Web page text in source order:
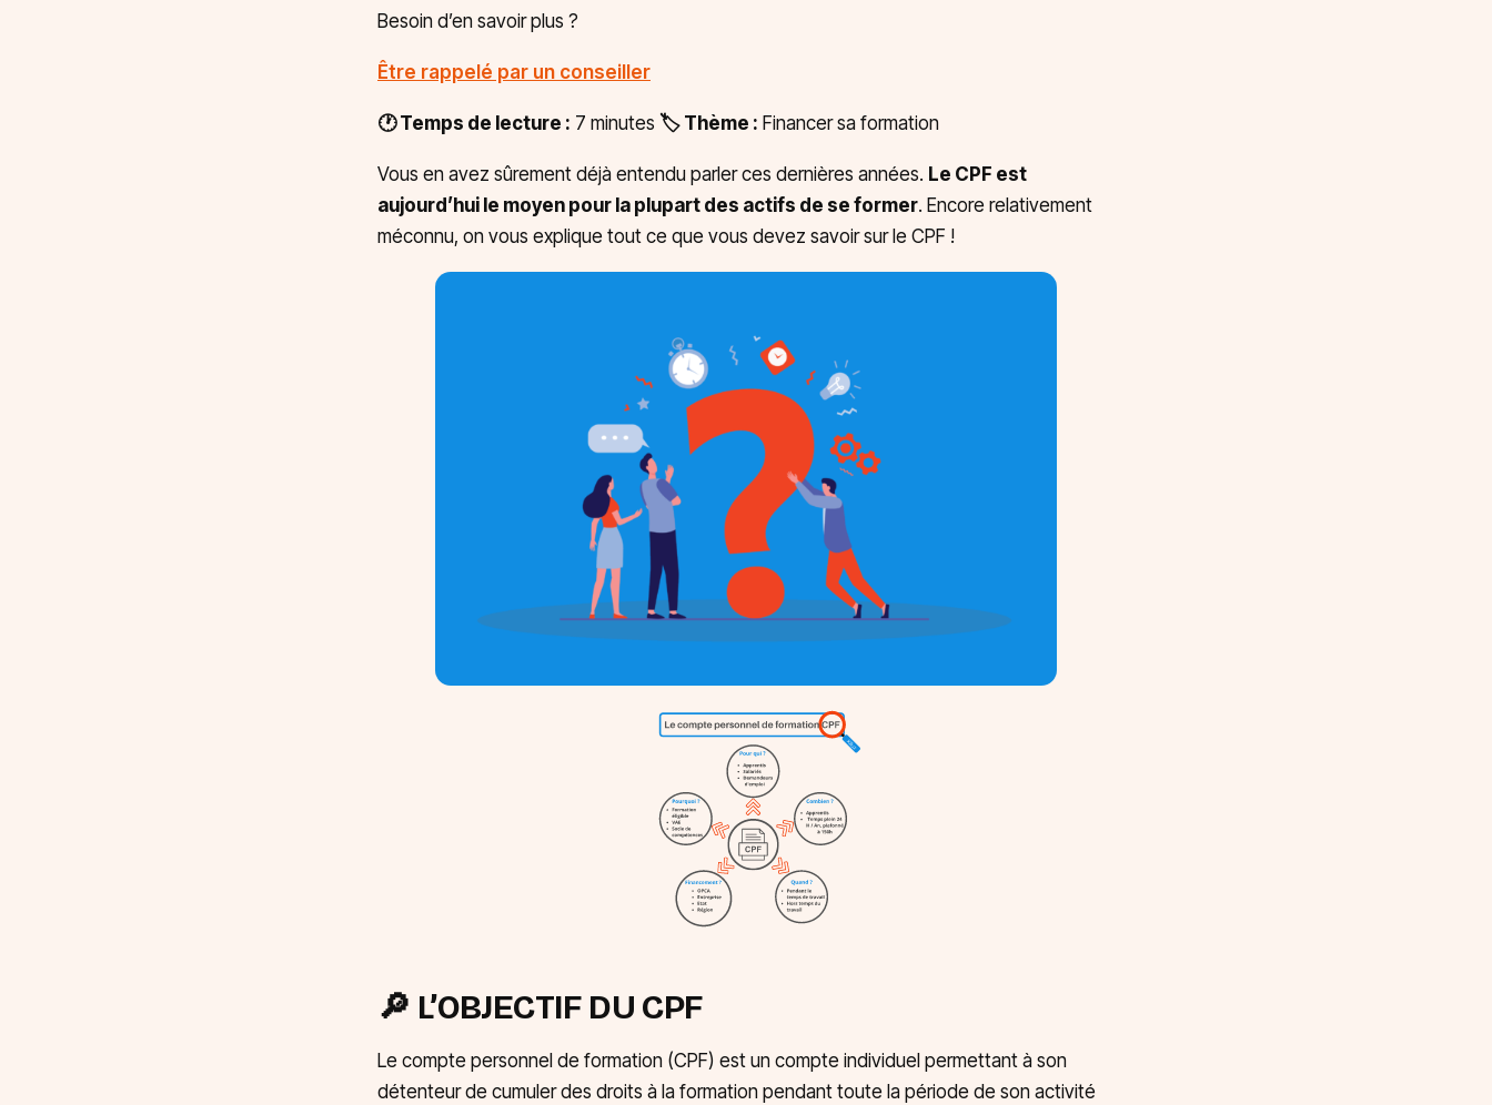
Besoin d’en savoir plus ?
Être rappelé par un conseiller
🕐 Temps de lecture : 7 minutes 🏷️ Thème : Financer sa formation
Vous en avez sûrement déjà entendu parler ces dernières années. Le CPF est
aujourd’hui le moyen pour la plupart des actifs de se former. Encore relativement
méconnu, on vous explique tout ce que vous devez savoir sur le CPF !
🔎 L’OBJECTIF DU CPF
Le compte personnel de formation (CPF) est un compte individuel permettant à son
détenteur de cumuler des droits à la formation pendant toute la période de son activité